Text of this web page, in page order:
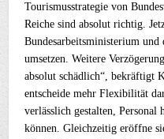
Tourismusstrategie von
Reiche sind absolut richtig.
Bundesarbeitsministerium und
umsetzen. Weitere
absolut schädlich“, bekräftigt
entscheide mehr Flexibilität
verlässlich gestalten,
können. Gleichzeitig eröffne